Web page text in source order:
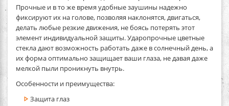
Прочные и в то же время удобные заушины надежно
фиксируют их на голове, позволяя наклонятся, двигаться,
делать любые резкие движения, не боясь потерять этот
элемент индивидуальной защиты. Ударопрочные цветные
стекла дают возможность работать даже в солнечный день, а
их форма оптимально защищает ваши глаза, не давая даже
мелкой пыли проникнуть внутрь.
Особенности и преимущества:
Защита глаз